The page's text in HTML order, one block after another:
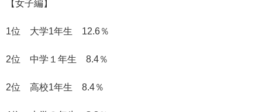
【女子編】
1位 大学1年生 12.6％
2位 中学１年生 8.4％
2位 高校1年生 8.4％